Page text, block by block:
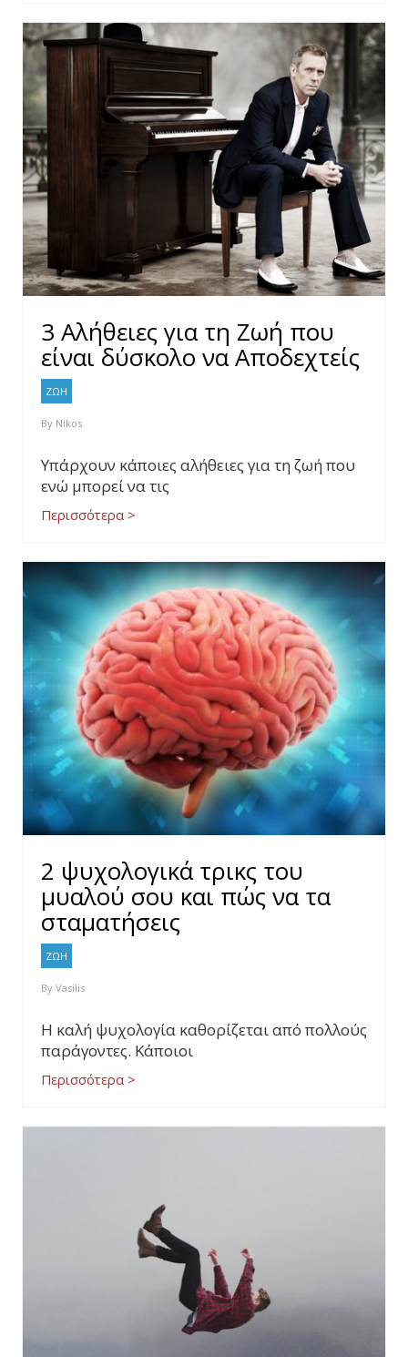
3 Αλήθειες για τη Ζωή που
είναι δύσκολο να Αποδεχτείς
ΖΩΗ
By Nikos
Υπάρχουν κάποιες αλήθειες για τη ζωή που
ενώ μπορεί να τις
Περισσότερα >
2 ψυχολογικά τρικς του
μυαλού σου και πώς να τα
σταματήσεις
ΖΩΗ
By Vasilis
Η καλή ψυχολογία καθορίζεται από πολλούς
παράγοντες. Κάποιοι
Περισσότερα >